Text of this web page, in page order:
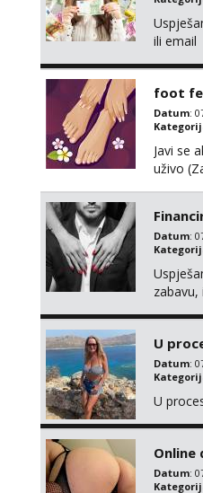
ili email
foot
Datum:
Javi se
uživo
Datum:
U
Datum:
U
Online
Datum: